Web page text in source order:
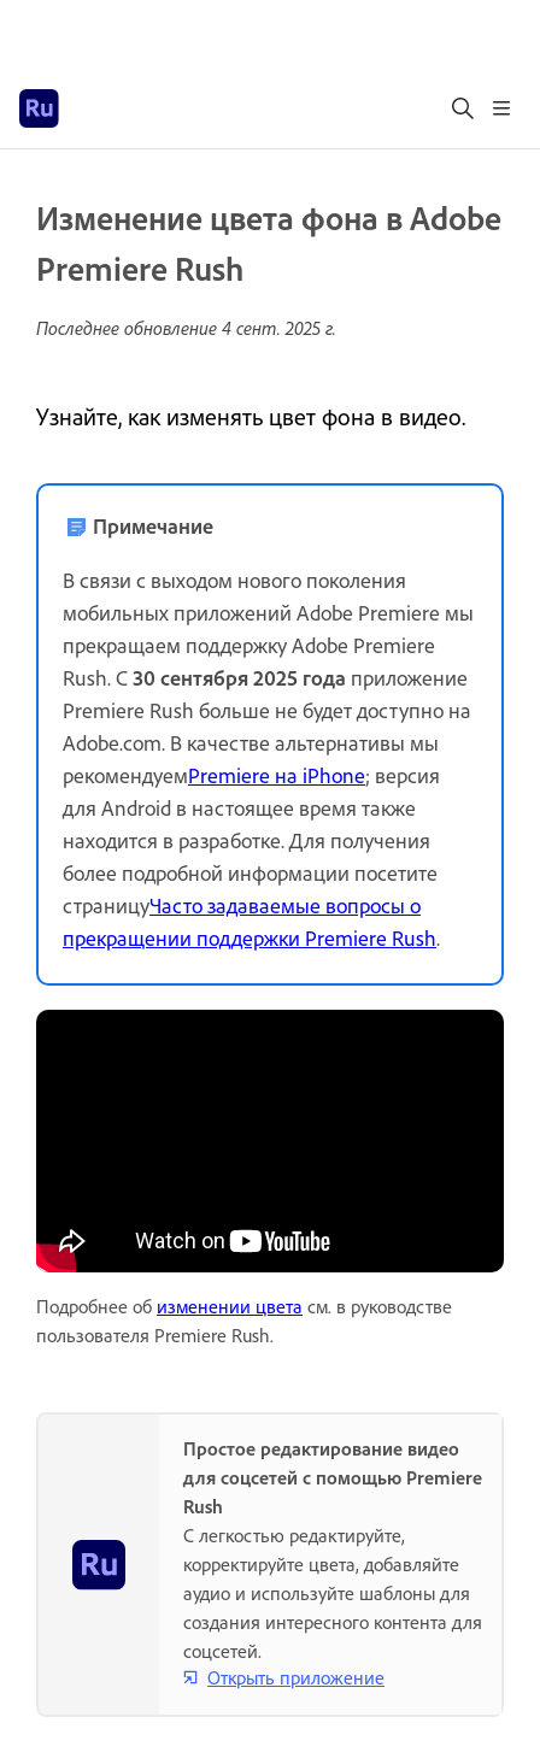
Изменение цвета фона в Adobe
Premiere Rush
Последнее обновление 4 сент. 2025 г.
Узнайте, как изменять цвет фона в видео.
Примечание
В связи с выходом нового поколения
мобильных приложений Adobe Premiere мы
прекращаем поддержку Adobe Premiere
Rush. С30 сентября 2025 года приложение
Premiere Rush больше не будет доступно на
Adobe.com. В качестве альтернативы мы
рекомендуемPremiere на iPhone; версия
для Android в настоящее время также
находится в разработке. Для получения
более подробной информации посетите
страницуЧасто задаваемые вопросы о
прекращении поддержки Premiere Rush.
Подробнее об изменении цвета см. в руководстве
пользователя Premiere Rush.
Простое редактирование видео
для соцсетей с помощью Premiere
Rush
С легкостью редактируйте,
корректируйте цвета, добавляйте
аудио и используйте шаблоны для
создания интересного контента для
соцсетей.
Открыть приложение